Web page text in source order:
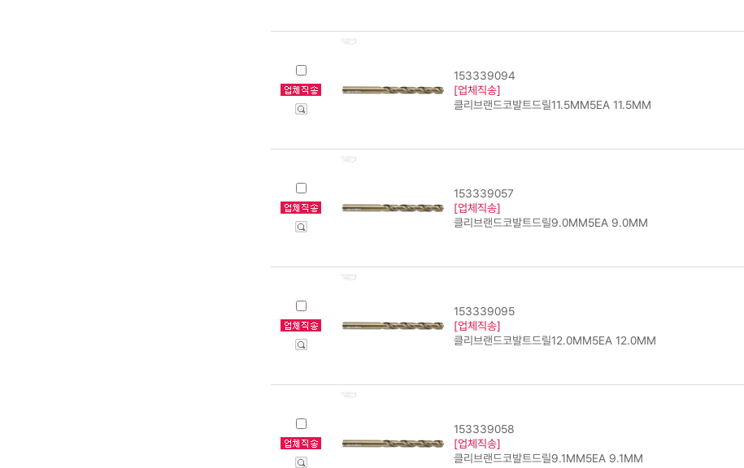
153339094
[업체직송]
클리브랜드코발트드릴11.5MM5EA 11.5MM
153339057
[업체직송]
클리브랜드코발트드릴9.0MM5EA 9.0MM
153339095
[업체직송]
클리브랜드코발트드릴12.0MM5EA 12.0MM
153339058
[업체직송]
클리브랜드코발트드릴9.1MM5EA 9.1MM